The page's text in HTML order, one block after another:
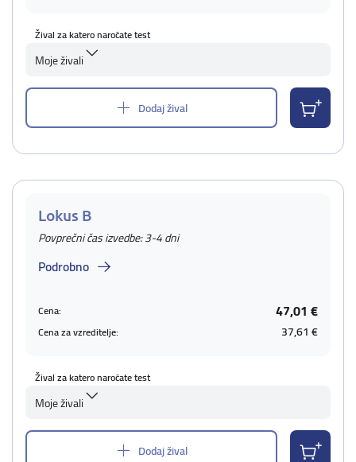
Žival za katero naročate test
Moje živali
Dodaj žival
Lokus B
Povprečni čas izvedbe: 3-4 dni
Podrobno
Cena: 47,01 €
Cena za vzreditelje: 37,61 €
Žival za katero naročate test
Moje živali
Dodaj žival